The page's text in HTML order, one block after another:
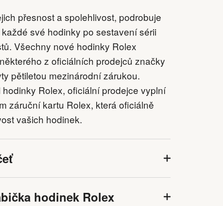
přesnost a spolehlivost, podrobuje
své hodinky po sestavení sérii
Všechny nové hodinky Rolex
z oficiálních prodejců značky
pětiletou mezinárodní zárukou.
Rolex, oficiální prodejce vyplní
záruční kartu Rolex, která oficiálně
vašich hodinek.
hodinek Rolex